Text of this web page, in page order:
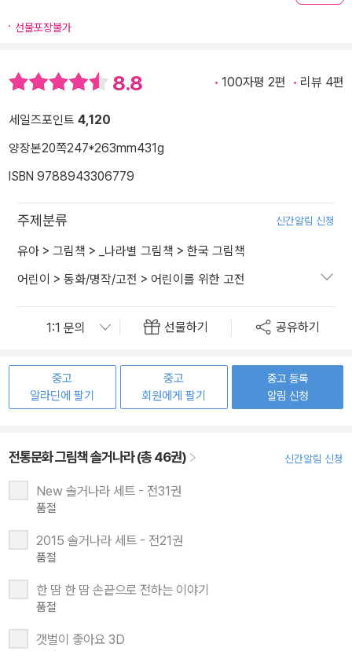
선물포장불가
8.8 100자평 2편 리뷰 4편
세일즈포인트 4,120
양장본20쪽247*263mm431g
ISBN 9788943306779
주제분류 신간알림 신청
유아 > 그림책 > _나라별 그림책 > 한국 그림책
어린이 > 동화/명작/고전 > 어린이를 위한 고전
선물하기 공유하기
중고
알라딘에 팔기
중고
회원에게 팔기
중고 등록
알림 신청
전통문화 그림책 솔거나라 (총 46권) 신간알림 신청
New 솔거나라 세트 - 전31권
품절
2015 솔거나라 세트 - 전21권
품절
한 땀 한 땀 손끝으로 전하는 이야기
품절
갯벌이 좋아요 3D